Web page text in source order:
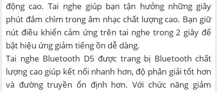
động cao. Tai nghe giúp bạn tận hưởng những giây
phút đắm chìm trong âm nhạc chất lượng cao. Bạn giữ
nút điều khiển cảm ứng trên tai nghe trong 2 giây để
bật hiệu ứng giảm tiếng ồn dễ dàng.
Tai nghe Bluetooth D5 được trang bị Bluetooth chất
lượng cao giúp kết nối nhanh hơn, độ phân giải tốt hơn
và đường truyền ổn định hơn. Với chức năng giảm